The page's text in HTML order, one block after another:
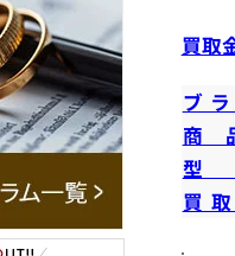
買取
ブ
商
買